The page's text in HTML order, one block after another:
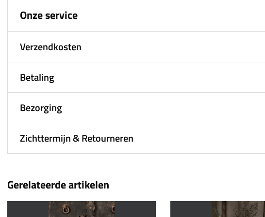
Onze service
Verzendkosten
Betaling
Bezorging
Zichttermijn & Retourneren
Gerelateerde artikelen